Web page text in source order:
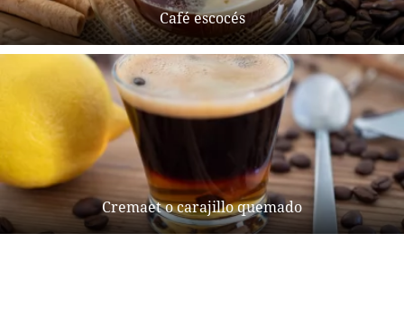
Café escocés
Cremaet o carajillo quemado